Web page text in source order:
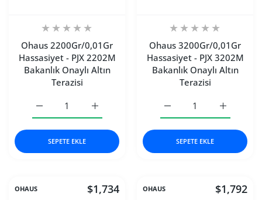
Ohaus 2200Gr/0,01Gr
Hassasiyet - PJX 2202M
Bakanlık Onaylı Altın
Terazisi
Ohaus 2200Gr/0,01Gr Hassasiyet - PJX
Ohaus 2200Gr/0,01Gr Hassasiyet - PJX 2202M
SEPETE EKLE
Ohaus 3200Gr/0,01Gr
Hassasiyet - PJX 3202M
Bakanlık Onaylı Altın
Terazisi
Ohaus
Ohaus 3200Gr/0,01Gr
SEPETE EKLE
OHAUS $1,734 OHAUS $1,792